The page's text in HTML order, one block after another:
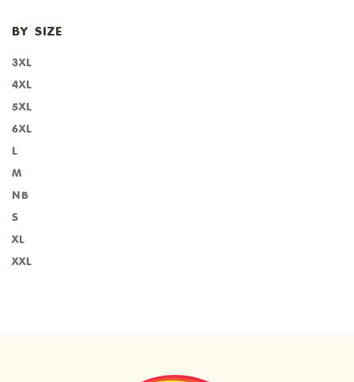
BY SIZE
3XL
4XL
5XL
6XL
L
M
NB
S
XL
XXL